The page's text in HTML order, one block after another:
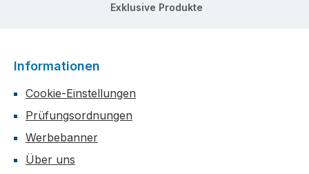
Exklusive Produkte
Informationen
Cookie-Einstellungen
Prüfungsordnungen
Werbebanner
Über uns